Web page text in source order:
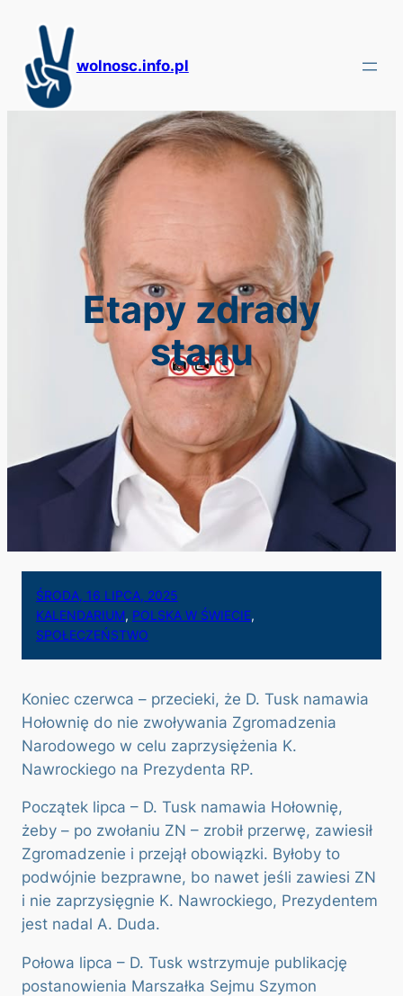
treści
wolnosc.info.pl
Etapy zdrady
stanu
ŚRODA, 16 LIPCA, 2025
KALENDARIUM, POLSKA W ŚWIECIE
SPOŁECZEŃSTWO
Koniec czerwca – przecieki, że D. Tusk namawia
Hołownię do nie zwoływania Zgromadzenia
Narodowego w celu zaprzysiężenia K.
Nawrockiego na Prezydenta RP.
Początek lipca – D. Tusk namawia Hołownię,
żeby – po zwołaniu ZN – zrobił przerwę, zawiesił
Zgromadzenie i przejął obowiązki. Byłoby to
podwójnie bezprawne, bo nawet jeśli zawiesi ZN
i nie zaprzysięgnie K. Nawrockiego, Prezydentem
jest nadal A. Duda.
Połowa lipca – D. Tusk wstrzymuje publikację
postanowienia Marszałka Sejmu Szymon